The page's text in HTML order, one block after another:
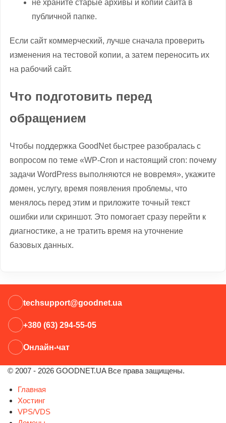
не храните старые архивы и копии сайта в
публичной папке.
Если сайт коммерческий, лучше сначала проверить
изменения на тестовой копии, а затем переносить их
на рабочий сайт.
Что подготовить перед
обращением
Чтобы поддержка GoodNet быстрее разобралась с
вопросом по теме «WP-Cron и настоящий cron: почему
задачи WordPress выполняются не вовремя», укажите
домен, услугу, время появления проблемы, что
менялось перед этим и приложите точный текст
ошибки или скриншот. Это помогает сразу перейти к
диагностике, а не тратить время на уточнение
базовых данных.
techsupport@goodnet.ua
+380 (63) 294-55-05
Онлайн-чат
© 2007 - 2026 GOODNET.UA Все права защищены.
Главная
Хостинг
VPS/VDS